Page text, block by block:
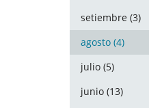
setiembre (3)
agosto (4)
julio (5)
junio (13)